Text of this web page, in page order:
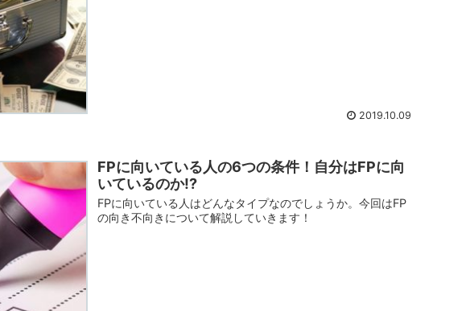
2019.10.09
FPに向いている人の6つの条件！自分はFPに向
いているのか!?
FPに向いている人はどんなタイプなのでしょうか。今回はFP
の向き不向きについて解説していきます！